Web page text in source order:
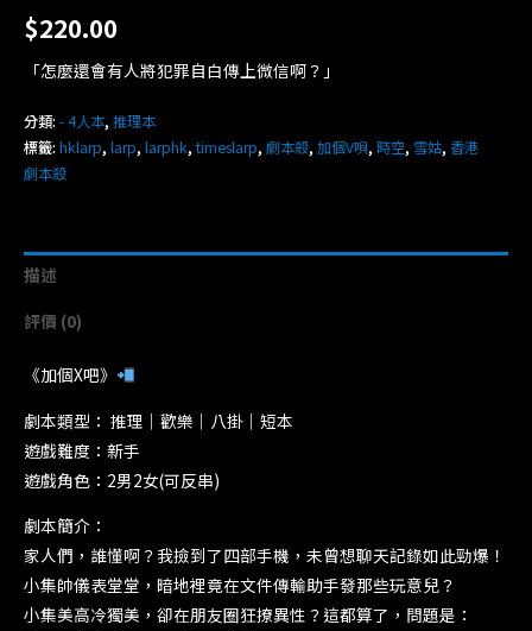
$220.00
「怎麼還會有人將犯罪自白傳上微信啊？」
分類: - 4人本,推理本
標籤: hklarp,larp,larphk,timeslarp,劇本殺,加個V唄,時空, 雪姑, 香港
劇本殺
描述
評價 (0)
《加個X吧》
劇本類型： 推理｜歡樂｜八掛｜短本
遊戲難度：新手
遊戲角色：2男2女(可反串)
劇本簡介：
家人們，誰懂啊？我撿到了四部手機，未曾想聊天記錄如此勁爆！
小集帥儀表堂堂，暗地裡竟在文件傳輸助手發那些玩意兒？
小集美高冷獨美，卻在朋友圈狂撩異性？這都算了，問題是：